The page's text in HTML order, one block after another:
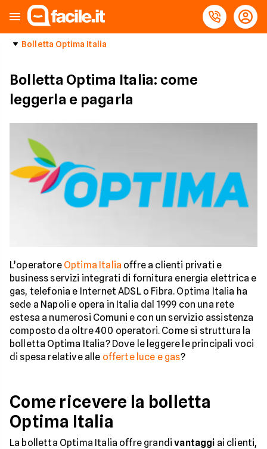
Bolletta Optima Italia
Bolletta Optima Italia: come
leggerla e pagarla
L’operatore Optima Italia offre a clienti privati e
business servizi integrati di fornitura energia elettrica e
gas, telefonia e Internet ADSL o Fibra. Optima Italia ha
sede a Napoli e opera in Italia dal 1999 con una rete
estesa a numerosi Comuni e con un servizio assistenza
composto da oltre 400 operatori. Come si struttura la
bolletta Optima Italia? Dove le leggere le principali voci
di spesa relative alle offerte luce e gas?
Come ricevere la bolletta
Optima Italia
La bolletta Optima Italia offre grandivantaggi ai clienti,